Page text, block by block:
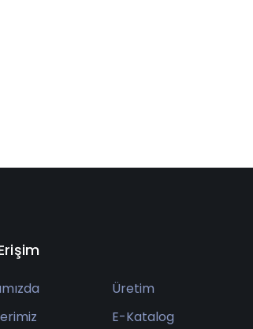
Üretim
E-Katalog